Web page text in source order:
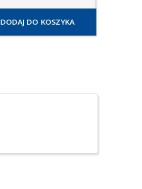
DODAJ DO KOSZYKA